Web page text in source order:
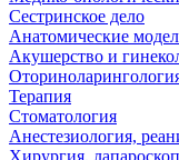
Сестринское дело
Анатомические
Акушерство и
Терапия
Стоматология
Анестезиология,
Хирургия,